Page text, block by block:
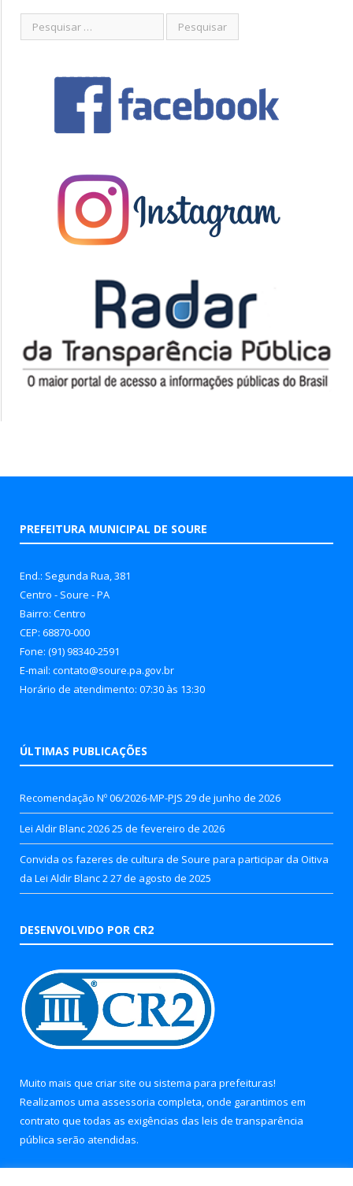
PREFEITURA MUNICIPAL DE SOURE
End.: Segunda Rua, 381
Centro - Soure - PA
Bairro: Centro
CEP: 68870-000
Fone: (91) 98340-2591
E-mail: contato@soure.pa.gov.br
Horário de atendimento: 07:30 às 13:30
ÚLTIMAS PUBLICAÇÕES
Recomendação Nº 06/2026-MP-PJS 29 de junho de 2026
Lei Aldir Blanc 202625 de fevereiro de 2026
Convida os fazeres de cultura de Soure para participar da Oitiva
da Lei Aldir Blanc 227 de agosto de 2025
DESENVOLVIDO POR CR2
Muito mais que criar site ou sistema para prefeituras!
Realizamos uma assessoria completa, onde garantimos em
contrato que todas as exigências das leis de transparência
pública serão atendidas.